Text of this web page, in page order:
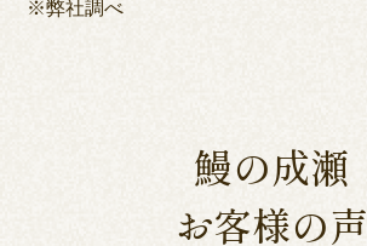
※弊社調べ
鰻の成瀬
お客様の声